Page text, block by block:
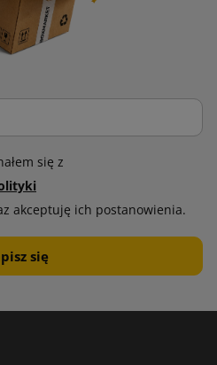
się z
akceptuję ich postanowienia.